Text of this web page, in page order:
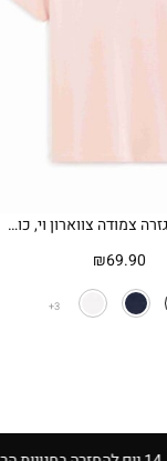
חולצת טי בגזרה צמודה צווארון וי, כותנה סטרצ' – ורוד
₪69.90
3